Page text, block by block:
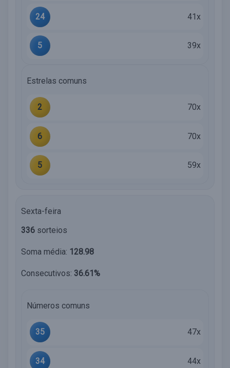
24 41x
5 39x
Estrelas comuns
2 70x
6 70x
5 59x
Sexta-feira
336 sorteios
Soma média: 128.98
Consecutivos: 36.61%
Números comuns
35 47x
34 44x